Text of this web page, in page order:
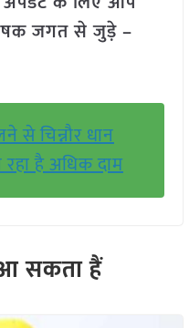
जगत से जुड़े –
से चिन्नौर धान
रहा है अधिक दाम
सकता हैं